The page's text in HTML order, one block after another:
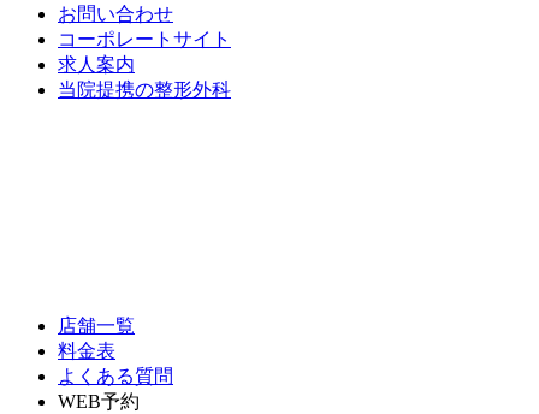
お問い合わせ
コーポレートサイト
求人案内
当院提携の整形外科
店舗一覧
料金表
よくある質問
WEB予約